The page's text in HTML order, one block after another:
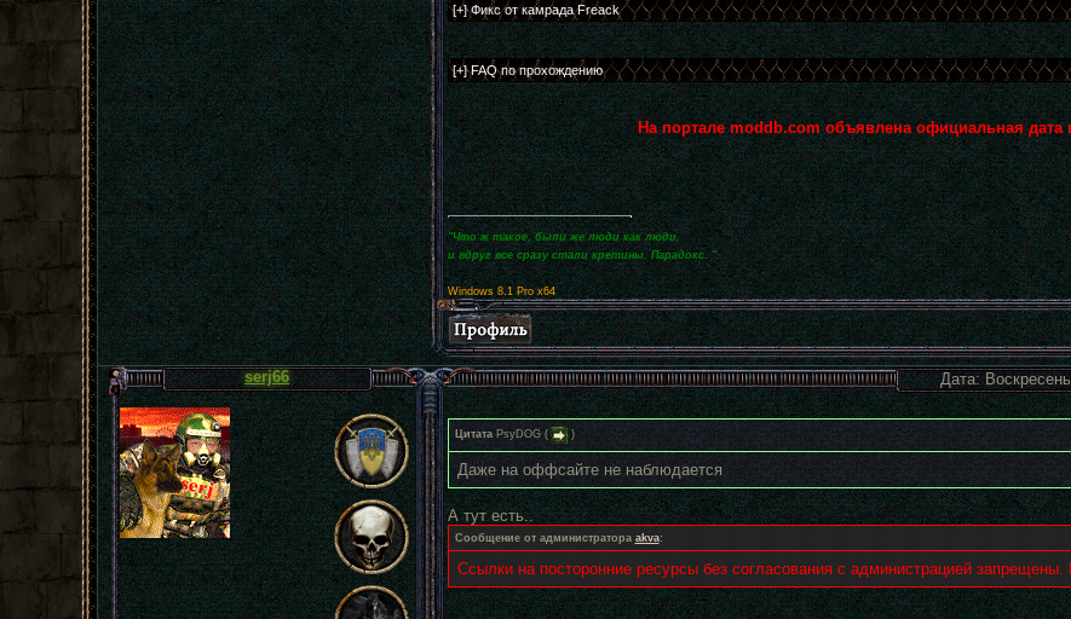
На портале moddb.com объявлена официальная дата
"Что ж такое, были же люди как люди,
и вдруг все сразу стали кретины. Парадокс. ".
Windows 8.1 Pro x64
Дата:
Цитата PsyDOG( )
Даже на оффсайте не наблюдается
А тут есть..
Сообщение от администратора akva:
Ссылки на посторонние ресурсы без согласования с администрацией запрещены.
serj66